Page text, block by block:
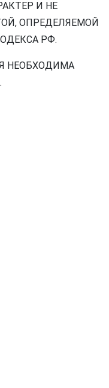
И НЕ
ОПРЕДЕЛЯЕМОЙ
РФ.
НЕОБХОДИМА